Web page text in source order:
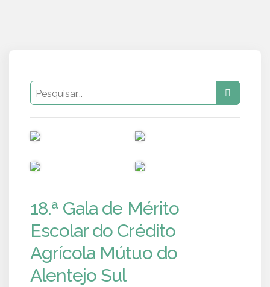
18.ª Gala de Mérito
Escolar do Crédito
Agrícola Mútuo do
Alentejo Sul